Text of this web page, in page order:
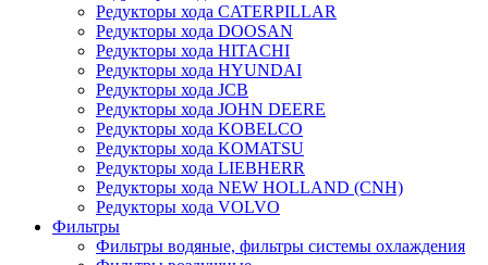
Редукторы хода CATERPILLAR
Редукторы хода DOOSAN
Редукторы хода HITACHI
Редукторы хода HYUNDAI
Редукторы хода JCB
Редукторы хода JOHN DEERE
Редукторы хода KOBELCO
Редукторы хода KOMATSU
Редукторы хода LIEBHERR
Редукторы хода NEW HOLLAND (CNH)
Редукторы хода VOLVO
Фильтры
Фильтры водяные, фильтры системы охлаждения